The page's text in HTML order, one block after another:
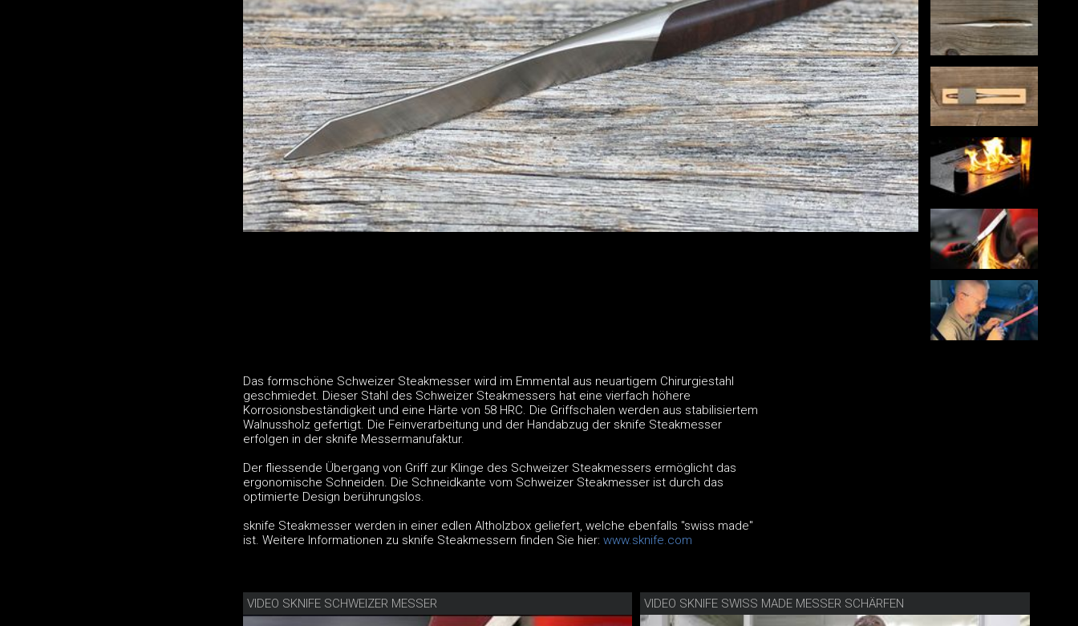
Das formschöne Schweizer Steakmesser wird im Emmental aus neuartigem Chirurgiestahl
geschmiedet. Dieser Stahl des Schweizer Steakmessers hat eine vierfach höhere
Korrosionsbeständigkeit und eine Härte von 58 HRC. Die Griffschalen werden aus stabilisiertem
Walnussholz gefertigt. Die Feinverarbeitung und der Handabzug der sknife Steakmesser
erfolgen in der sknife Messermanufaktur.
Der fliessende Übergang von Griff zur Klinge des Schweizer Steakmessers ermöglicht das
ergonomische Schneiden. Die Schneidkante vom Schweizer Steakmesser ist durch das
optimierte Design berührungslos.
sknife Steakmesser werden in einer edlen Altholzbox geliefert, welche ebenfalls "swiss made"
ist. Weitere Informationen zu sknife Steakmessern finden Sie hier: www.sknife.com
VIDEO SKNIFE SCHWEIZER MESSER VIDEO SKNIFE SWISS MADE MESSER SCHÄRFEN